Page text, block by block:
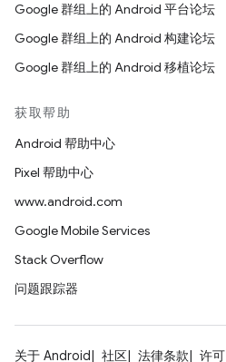
Google 群组上的 Android 平台论坛
Google 群组上的 Android 构建论坛
Google 群组上的 Android 移植论坛
获取帮助
Android 帮助中心
Pixel 帮助中心
www.android.com
Google Mobile Services
Stack Overflow
问题跟踪器
关于 Android 社区 法律条款 许可